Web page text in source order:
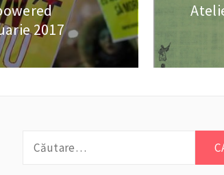
2017
Next
după: